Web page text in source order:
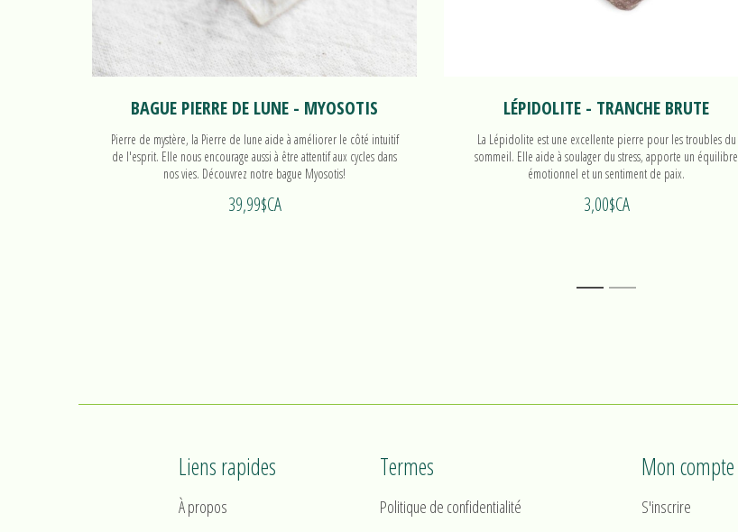
BAGUE PIERRE DE LUNE - MYOSOTIS
Pierre de mystère, la Pierre de lune aide à améliorer le côté intuitif
de l'esprit. Elle nous encourage aussi à être attentif aux cycles dans
nos vies. Découvrez notre bague Myosotis!
39,99$CA
LÉPIDOLITE - TRANCHE BRUTE
La Lépidolite est une excellente pierre pour les troubles du
sommeil. Elle aide à soulager du stress, apporte un équilibre
émotionnel et un sentiment de paix.
3,00$CA
1 2
Liens rapides
À propos
Termes
Politique de confidentialité
Mon compte
S'inscrire